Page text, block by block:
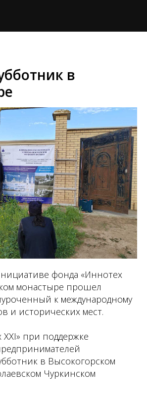
в
фонда «Иннотех
монастыре прошел
к международному
и исторических мест.
при поддержке
в Высокогорском
Чуркинском